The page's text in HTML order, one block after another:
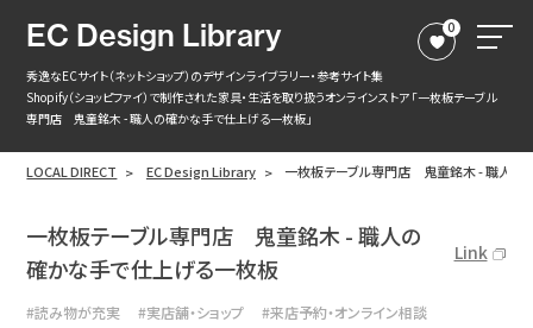
EC Design Library
秀逸なECサイト（ネットショップ）のデザインライブラリー・参考サイト集
Shopify（ショッピファイ）で制作された家具・生活を取り扱うオンラインストア 「一枚板テーブル
専門店 鬼童銘木 - 職人の確かな手で仕上げる一枚板」
0
LOCAL DIRECT EC Design Library 一枚板テーブル専門店 鬼童銘木 - 職人の
一枚板テーブル専門店 鬼童銘木 - 職人の
確かな手で仕上げる一枚板
Link
#読み物が充実 #実店舗・ショップ
#来店予約・オンライン相談